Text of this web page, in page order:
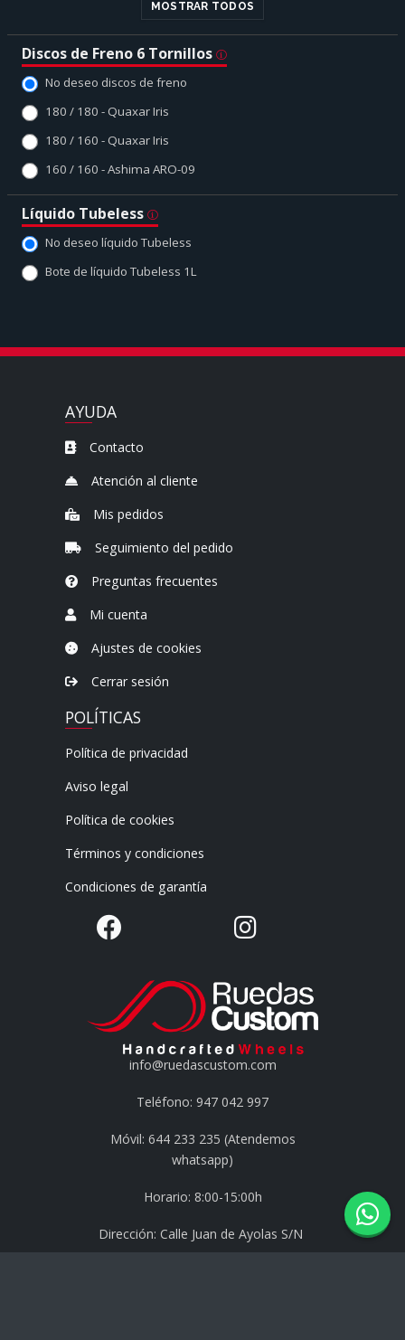
MOSTRAR TODOS
Discos de Freno 6 Tornillos
No deseo discos de freno
180 / 180 - Quaxar Iris
180 / 160 - Quaxar Iris
160 / 160 - Ashima ARO-09
Líquido Tubeless
No deseo líquido Tubeless
Bote de líquido Tubeless 1L
AYUDA
Contacto
Atención al cliente
Mis pedidos
Seguimiento del pedido
Preguntas frecuentes
Mi cuenta
Ajustes de cookies
Cerrar sesión
POLÍTICAS
Política de privacidad
Aviso legal
Política de cookies
Términos y condiciones
Condiciones de garantía
info@ruedascustom.com
Teléfono: 947 042 997
Móvil: 644 233 235 (Atendemos
whatsapp)
Horario: 8:00-15:00h
Dirección: Calle Juan de Ayolas S/N